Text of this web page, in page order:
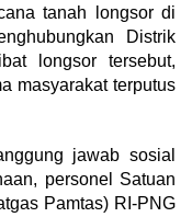
tanah longsor di
Distrik
longsor tersebut,
masyarakat terputus
jawab sosial
personel Satuan
Pamtas) RI-PNG